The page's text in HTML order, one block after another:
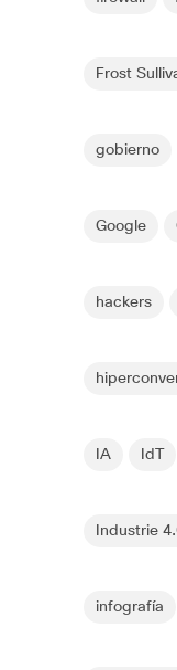
Frost
gobierno
Google
hackers
IA IdT
Industrie
infografía